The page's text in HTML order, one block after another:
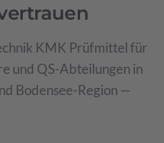
KMK Prüfmittel für
und QS-Abteilungen in
Bodensee-Region —